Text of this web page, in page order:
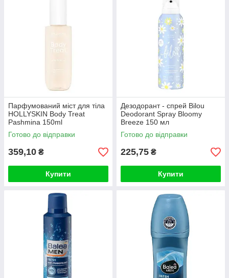
Парфумований міст для тіла
HOLLYSKIN Body Treat
Pashmina 150ml
Готово до відправки
359,10 ₴
Купити
Дезодорант - спрей Bilou
Deodorant Spray Bloomy
Breeze 150 мл
Готово до відправки
225,75 ₴
Купити